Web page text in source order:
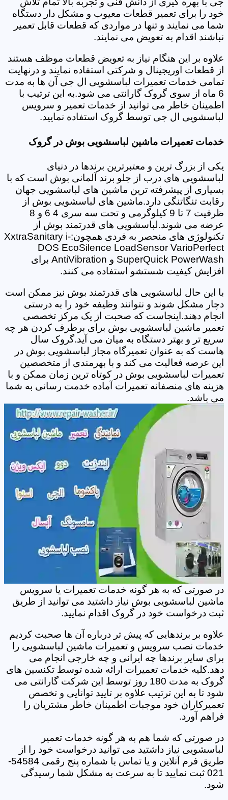
خود را برای تعمیر قطعات معیوب و مشکل دار دستگاه
شما می نمایند و تنها در مواردی که قطعات قابل تعمیر
نباشند اقدام به تعویض می نمایند.
علاوه بر این هنگام نیاز به تعویض قطعات موظف هستند
از قطعات اوریجینال و شرکتی استفاده نمایند و درنهایت
تمامی خدمات تعمیرات لباسشویی ال جی آن ها به مدت
6 ماه از سوی گروک گارانتی می شود.به این ترتیب با
اطمینان خاطر می توانید از خدمات تعمیر و سرویس
لباسشویی ال جی توسط گروک استفاده نمایید.
خدمات تعمیرات ماشین لباسشویی بوش در گروک
یکی از بزرگ ترین و معتبرترین برندها در دنیای
لباسشویی های درب از جلو برند آلمانی بوش است که با
بسیاری از پیشرفته ترین ماشین های لباسشویی جهان
رقابت تنگاتنگی دارد.ماشین های لباسشویی بوش از
ظرفیت 7 تا 9 کیلوگرمی و تحت سه سری 4 6 و 8
عرضه می شوند.لباسشویی های قدرتمند بوش از
تکنولوژی های منحصر به فردی همچون:XxtraSanitary i-
DOS EcoSilence LoadSensor VarioPerfect
SuperQuick PowerWash و AntiVibration برای
افزایش کیفیت شستشو استفاده می کنند.
با این حال لباسشویی های قدرتمند بوش نیز ممکن است
دچار مشکل شوند و نتوانند وظیفه خود را به درستی
انجام دهند.اینجاست که صحبت از یک مرکز تخصصی
تعمیر ماشین لباسشویی بوش برای برطرف کردن هر چه
سریع تر و بهتر دستگاه به میان می آید.گروک سال
هاست که به عنوان تعمیرگاه مجاز لباسشویی بوش در
این عرصه فعالیت می کند و با بهرمندی از متخصصین
تعمیرات لباسشویی بوش در کوتاه ترین زمان ممکن و با
هزینه های منصفانه تعمیرات آماده خدمت رسانی به شما
می باشد.
در صورتی که به هر گونه خدمات تعمیرات یا سرویس
ماشین لباسشویی بوش نیاز داشتید می توانید از طریق
ثبت درخواست خود در گروک اقدام نمایید.
علاوه بر برندهایی که پیش تر درباره آن ها صحبت کردیم
خدمات نصب سرویس و تعمیرات ماشین لباسشویی را
برای سایر برندها چه ایرانی و چه خارجی انجام می
دهد.کلیه خدمات تعمیرات ارائه شده توسط تکنسین های
گروک به مدت 180 روز توسط این شرکت گارانتی می
شود تا به این ترتیب علاوه بر تایید توانایی و تخصص
تعمیرکاران خود موجبات اطمینان خاطر مشتریان را
فراهم آورد.
در صورتی که شما هم به هر گونه خدمات تعمیر
لباسشویی نیاز داشتید می توانید درخواست خود را از
طریق فرم آنلاین و یا تماس با شماره پنج رقمی 54584-
021 ثبت نمایید تا به سرعت به مشکل شما رسیدگی
شود.